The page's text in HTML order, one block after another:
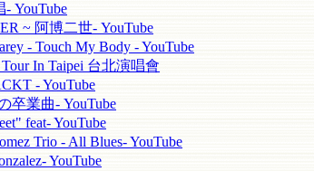
YouTube
~ 阿博二世- YouTube
- Touch My Body - YouTube
In Taipei 台北演唱會
- YouTube
卒業曲- YouTube
feat- YouTube
Trio - All Blues- YouTube
YouTube